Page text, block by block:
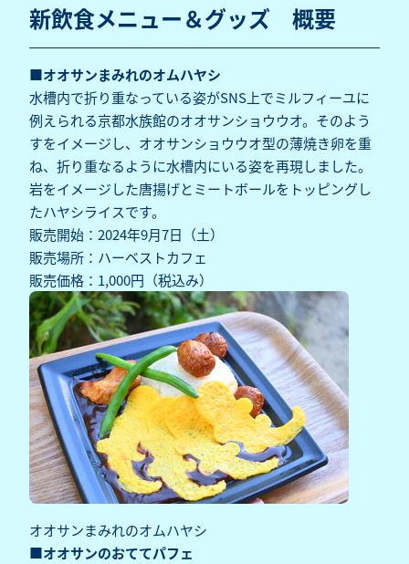
新飲食メニュー＆グッズ 概要
■オオサンまみれのオムハヤシ
水槽内で折り重なっている姿がSNS上でミルフィーユに
例えられる京都水族館のオオサンショウウオ。そのよう
すをイメージし、オオサンショウウオ型の薄焼き卵を重
ね、折り重なるように水槽内にいる姿を再現しました。
岩をイメージした唐揚げとミートボールをトッピングし
たハヤシライスです。
販売開始：2024年9月7日（土）
販売場所：ハーベストカフェ
販売価格：1,000円（税込み）
オオサンまみれのオムハヤシ
■オオサンのおててパフェ